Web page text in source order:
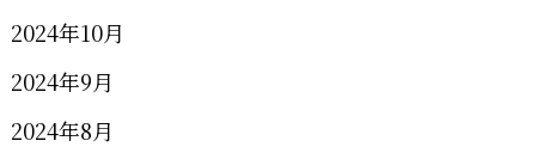
2024年10月
2024年9月
2024年8月